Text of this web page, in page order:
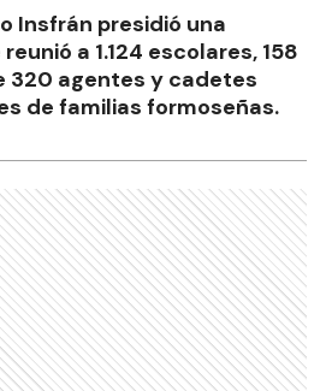
Insfrán presidió una
a 1.124 escolares, 158
320 agentes y cadetes
de familias formoseñas.